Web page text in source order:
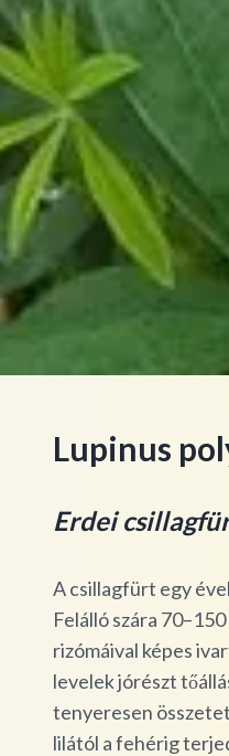
Lupinus
Erdei
A csillagfürt egy
Felálló szára
rizómáival képes
levelek jórészt
tenyeresen
lilától a fehérig